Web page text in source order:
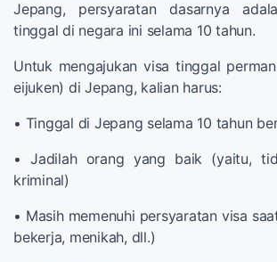
Jepang, persyaratan dasarnya
tinggal di negara ini selama 10 tahun.
Untuk mengajukan visa tinggal
eijuken) di Jepang, kalian harus:
• Tinggal di Jepang selama 10 tahun
• Jadilah orang yang baik (yaitu,
kriminal)
• Masih memenuhi persyaratan visa
bekerja, menikah, dll.)